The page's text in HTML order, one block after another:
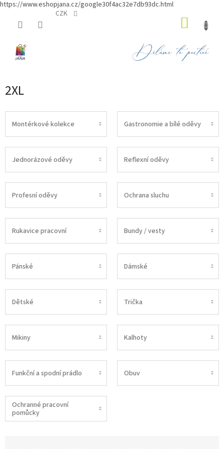
https://www.eshopjana.cz/google30f4ac32e7db93dc.html
CZK
2XL
Montérkové kolekce Gastronomie a bílé oděvy
Jednorázové oděvy Reflexní oděvy
Profesní oděvy Ochrana sluchu
Rukavice pracovní Bundy / vesty
Pánské Dámské
Dětské Trička
Mikiny Kalhoty
Funkční a spodní prádlo Obuv
Ochranné pracovní
pomůcky